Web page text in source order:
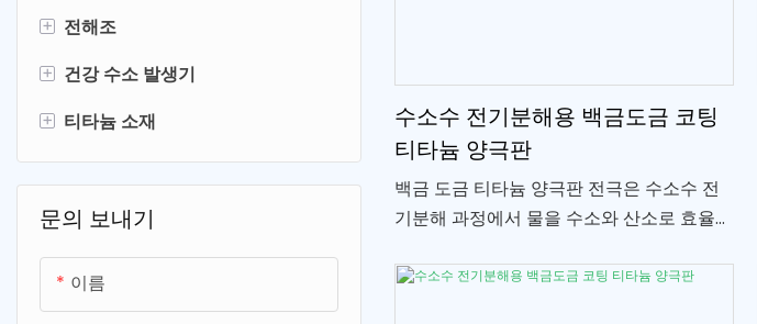
+ 전해조
전기분해 수소발생기
과일 및 야채 정수기
차아염소산나트륨 생성기
전기분해 셀
+ 건강 수소 발생기
수소물병
과일 및 야채 세탁기
수소수분무
수소 흡입 기계
+ 티타늄 소재
티타늄 필터
티타늄 메쉬 & 플레이트
티타늄 나사
문의 보내기
이름
수소수 전기분해용 백금도금 코팅
티타늄 양극판
백금 도금 티타늄 양극판 전극은 수소수 전
기분해 과정에서 물을 수소와 산소로 효율적